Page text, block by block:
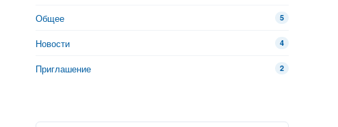
Общее 5
Новости 4
Приглашение 2